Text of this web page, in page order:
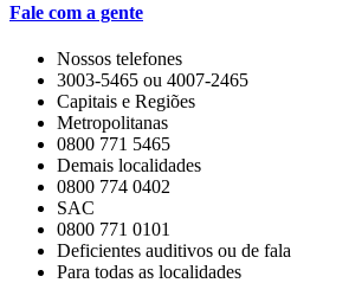
Fale com a gente
Nossos telefones
3003-5465 ou 4007-2465
Capitais e Regiões
Metropolitanas
0800 771 5465
Demais localidades
0800 774 0402
SAC
0800 771 0101
Deficientes auditivos ou de fala
Para todas as localidades